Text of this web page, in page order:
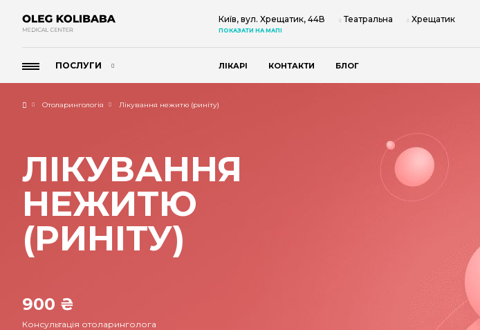
Київ, вул. Хрещатик, 44В
ПОКАЗАТИ НА МАПІ
Театральна Хрещатик
ПОСЛУГИ ЛІКАРІ КОНТАКТИ БЛОГ
Отоларингологія Лікування нежитю (риніту)
ЛІКУВАННЯ
НЕЖИТЮ
(РИНІТУ)
900 ₴
Консультація отоларинголога